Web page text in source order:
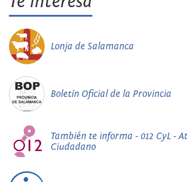
Lonja de Salamanca
Boletín Oficial de la Provincia
También te informa - 012 CyL -
Ciudadano